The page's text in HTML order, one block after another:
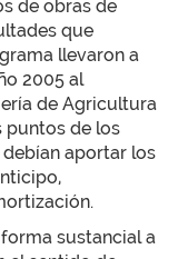
de obras de
que
llevaron a
2005 al
de Agricultura
puntos de los
aportar los
sustancial a